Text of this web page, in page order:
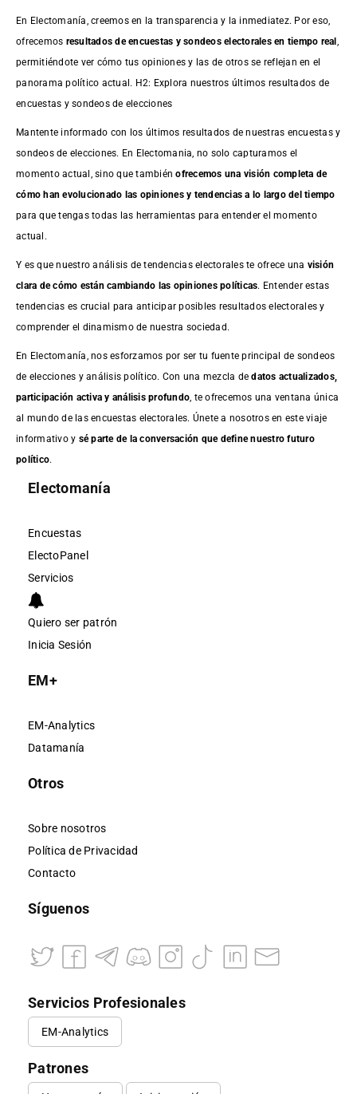
En Electomanía, creemos en la transparencia y la inmediatez. Por eso,
ofrecemos resultados deencuestas y sondeos electorales en tiempo real
permitiéndote ver cómo tus opiniones y las de otros se reflejan en el
panorama político actual. H2: Explora nuestros últimos resultados de
encuestas y sondeos de elecciones
Mantente informado con los últimos resultados de nuestras encuestasy
sondeos de elecciones. En Electomania, no solo capturamos el
momento actual, sino que tambiénofrecemos una visión completa de
cómo han evolucionado las opiniones y tendencias a lo largo del tiempo
para que tengas todas las herramientas para entender el momento
actual.
Y es que nuestro análisis de tendencias electorales te ofrece una visión
clara de cómo están cambiando las opiniones políticas. Entender estas
tendencias es crucial para anticipar posibles resultados electorales y
comprender el dinamismo de nuestra sociedad.
En Electomanía, nos esforzamos por ser tu fuente principal de sondeos
de elecciones y análisis político. Con una mezcla dedatos actualizados,
participación activa y análisis profundo , te ofrecemos una ventana única
al mundo de las encuestas electorales. Únete a nosotros en este viaje
informativo y sé parte de la conversación que define nuestro futuro
político.
Electomanía
Encuestas
ElectoPanel
Servicios
Quiero ser patrón
Inicia Sesión
EM+
EM-Analytics
Datamanía
Otros
Sobre nosotros
Política de Privacidad
Contacto
Síguenos
Servicios Profesionales
EM-Analytics
Patrones